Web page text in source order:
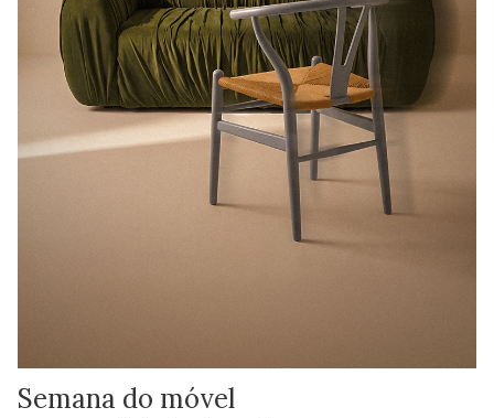
Semana do móvel